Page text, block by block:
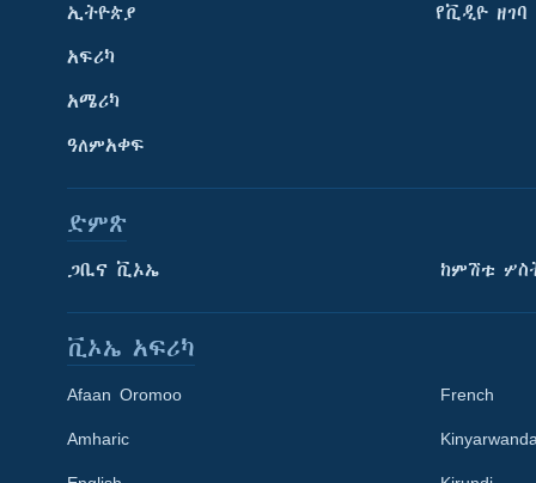
ኢትዮጵያ
አፍሪካ
አሜሪካ
ዓለምአቀፍ
የቪዲዮ ዘገባ
ድምጽ
ጋቢና ቪኦኤ ከምሽቱ
ቪኦኤ አፍሪካ
Afaan Oromoo
Amharic
French